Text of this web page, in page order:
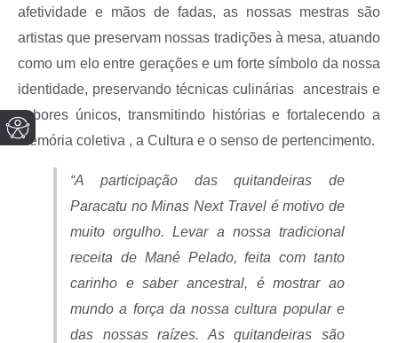
afetividade e mãos de fadas, as nossas mestras são
artistas que preservam nossas tradições à mesa, atuando
como um elo entre gerações e um forte símbolo da nossa
identidade, preservando técnicas culinárias ancestrais e
sabores únicos, transmitindo histórias e fortalecendo a
memória coletiva , a Cultura e o senso de pertencimento.
“A participação das quitandeiras de
Paracatu no Minas Next Travel é motivo de
muito orgulho. Levar a nossa tradicional
receita de Mané Pelado, feita com tanto
carinho e saber ancestral, é mostrar ao
mundo a força da nossa cultura popular e
das nossas raízes. As quitandeiras são